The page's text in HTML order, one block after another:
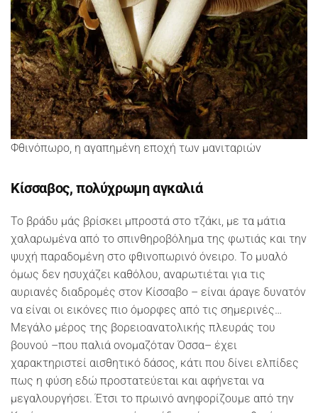
Φθινόπωρο, η αγαπημένη εποχή των μανιταριών
Κίσσαβος, πολύχρωμη αγκαλιά
Το βράδυ μάς βρίσκει μπροστά στο τζάκι, με τα μάτια
χαλαρωμένα από το σπινθηροβόλημα της φωτιάς και την
ψυχή παραδομένη στο φθινοπωρινό όνειρο. Το μυαλό
όμως δεν ησυχάζει καθόλου, αναρωτιέται για τις
αυριανές διαδρομές στον Κίσσαβο – είναι άραγε δυνατόν
να είναι οι εικόνες πιο όμορφες από τις σημερινές…
Μεγάλο μέρος της βορειοανατολικής πλευράς του
βουνού –που παλιά ονομαζόταν Όσσα– έχει
χαρακτηριστεί αισθητικό δάσος, κάτι που δίνει ελπίδες
πως η φύση εδώ προστατεύεται και αφήνεται να
μεγαλουργήσει. Έτσι το πρωινό ανηφορίζουμε από την